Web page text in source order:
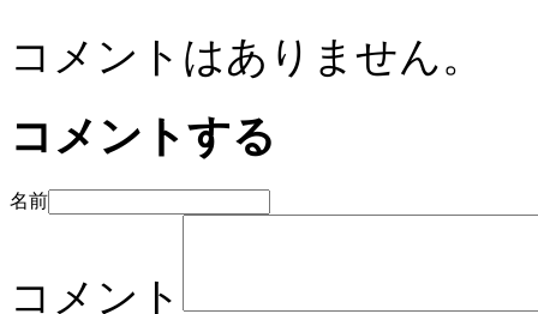
コメントはありません。
コメントする
名前
コメント